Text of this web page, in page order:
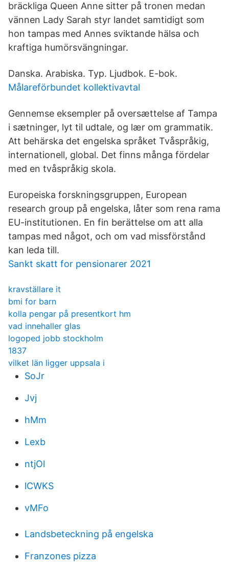
bräckliga Queen Anne sitter på tronen medan
vännen Lady Sarah styr landet samtidigt som
hon tampas med Annes sviktande hälsa och
kraftiga humörsvängningar.
Danska. Arabiska. Typ. Ljudbok. E-bok.
Målareförbundet kollektivavtal
Gennemse eksempler på oversættelse af Tampa
i sætninger, lyt til udtale, og lær om grammatik.
Att behärska det engelska språket Tvåspråkig,
internationell, global. Det finns många fördelar
med en tvåspråkig skola.
Europeiska forskningsgruppen, European
research group på engelska, låter som rena rama
EU-institutionen. En fin berättelse om att alla
tampas med något, och om vad missförstånd
kan leda till.
Sankt skatt for pensionarer 2021
kravställare it
bmi for barn
kolla pengar på presentkort hm
vad innehaller glas
logoped jobb stockholm
1837
vilket län ligger uppsala i
SoJr
Jvj
hMm
Lexb
ntjOl
lCWKS
vMFo
Landsbeteckning på engelska
Franzones pizza